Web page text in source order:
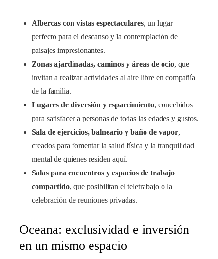
Albercas con vistas espectaculares, un lugar
perfecto para el descanso y la contemplación de
paisajes impresionantes.
Zonas ajardinadas, caminos y áreas de ocio, que
invitan a realizar actividades al aire libre en compañía
de la familia.
Lugares de diversión y esparcimiento, concebidos
para satisfacer a personas de todas las edades y gustos.
Sala de ejercicios, balneario y baño de vapor,
creados para fomentar la salud física y la tranquilidad
mental de quienes residen aquí.
Salas para encuentros y espacios de trabajo
compartido, que posibilitan el teletrabajo o la
celebración de reuniones privadas.
Oceana: exclusividad e inversión
en un mismo espacio